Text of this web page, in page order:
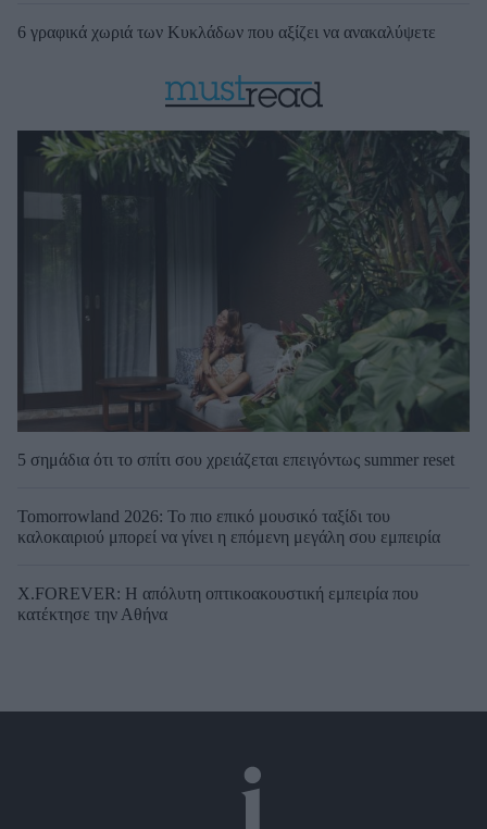
6 γραφικά χωριά των Κυκλάδων που αξίζει να ανακαλύψετε
5 σημάδια ότι το σπίτι σου χρειάζεται επειγόντως summer reset
Tomorrowland 2026: Το πιο επικό μουσικό ταξίδι του
καλοκαιριού μπορεί να γίνει η επόμενη μεγάλη σου εμπειρία
X.FOREVER: Η απόλυτη οπτικοακουστική εμπειρία που
κατέκτησε την Αθήνα